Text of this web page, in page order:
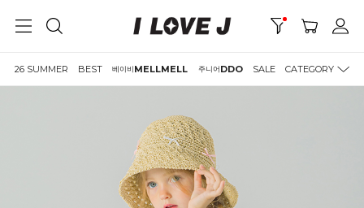
26 SUMMER BEST 베이비MELLMELL 주니어DDO SALE CATEGORY